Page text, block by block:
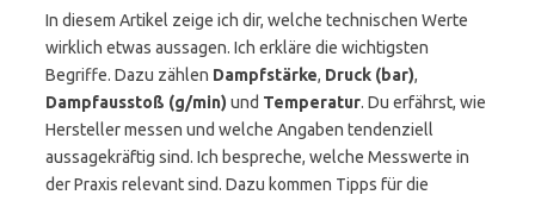
In diesem Artikel zeige ich dir, welche technischen Werte
wirklich etwas aussagen. Ich erkläre die wichtigsten
Begriffe. Dazu zählen Dampfstärke, Druck (bar),
Dampfausstoß (g/min) und Temperatur. Du erfährst, wie
Hersteller messen und welche Angaben tendenziell
aussagekräftig sind. Ich bespreche, welche Messwerte in
der Praxis relevant sind. Dazu kommen Tipps für die